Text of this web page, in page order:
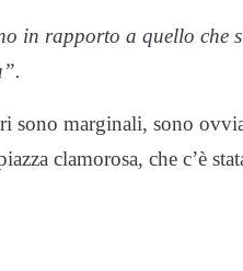
in rapporto a quello che
sono marginali, sono
clamorosa, che c’è